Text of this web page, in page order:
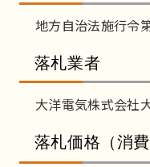
地方自治法施行令
落札業者
大洋電気株式会社
落札価格（消費